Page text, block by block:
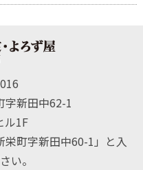
字新田中62-1
ル1F
町字新田中60-1」と入
い。